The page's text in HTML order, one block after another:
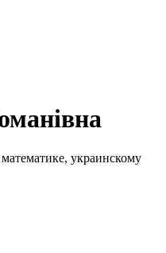
украинскому